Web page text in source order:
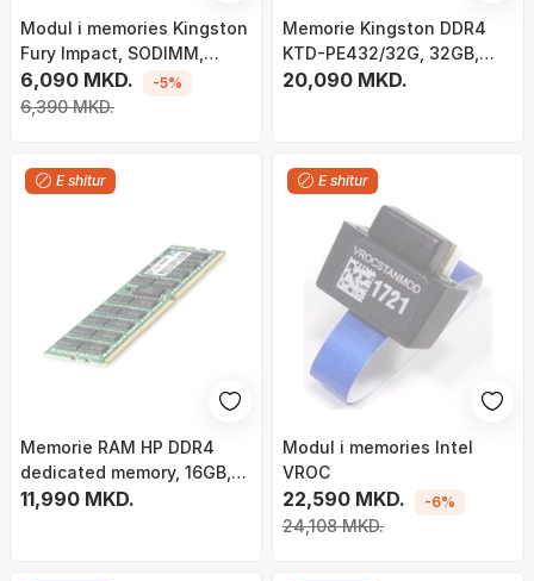
Modul i memories Kingston
Fury Impact, SODIMM,
DDR5, 16GB, 4800MHz,
CL38
6,090 MKD.
6,390 MKD.
-5%
Memorie Kingston DDR4
KTD-PE432/32G, 32GB,
3200MHz, RDIMM ECC, e
20,090 MKD.
E shitur
Memorie RAM HP DDR4
dedicated memory, 16GB,
2666MHz, CL19
11,990 MKD.
E shitur
Modul i memories Intel
VROC
22,590 MKD.
24,108 MKD.
-6%